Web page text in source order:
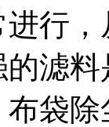
行
滤
袋